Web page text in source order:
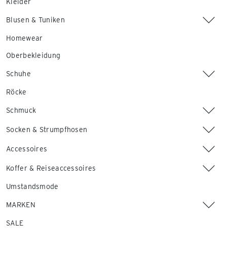
Blusen & Tuniken
Homewear
Oberbekleidung
Schuhe
Röcke
Schmuck
Socken & Strumpfhosen
Accessoires
Koffer & Reiseaccessoires
Umstandsmode
MARKEN
SALE